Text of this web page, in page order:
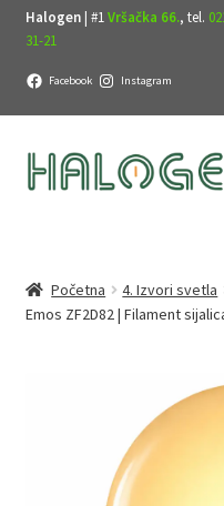
Halogen| #1Vršačka 66., tel.
31-21
Facebook Instagram
Preskoči
na
Skoči
na
Početna 4. Izvori svetla
Emos ZF2D82 | Filament